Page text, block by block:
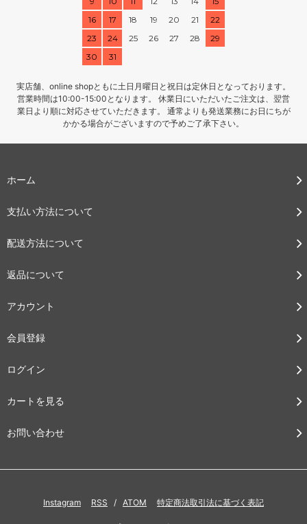
16
17 18 19 20 21
22
23
24 25 26 27 28
29
30
31
実店舗、online shopともに土日月曜日と祝日は定休日となっております。
営業時間は10:00-15:00となります。 休業日にいただいたご注文は、翌営
業日より順に対応させていただきます。 通常よりも発送業務にお日にちが
かかる場合がございますので予めご了承下さい。
ホーム
支払い方法について
配送方法について
返品について
アカウント
会員登録
ログイン
カートを見る
お問い合わせ
Instagram RSS / ATOM 特定商法取引法に基づく表記